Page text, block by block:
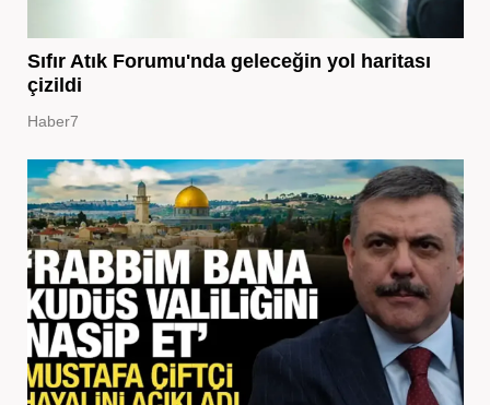
Sıfır Atık Forumu'nda geleceğin yol haritası
çizildi
Haber7